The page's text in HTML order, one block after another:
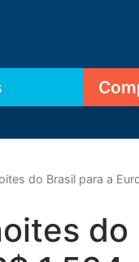
do Brasil para a
do